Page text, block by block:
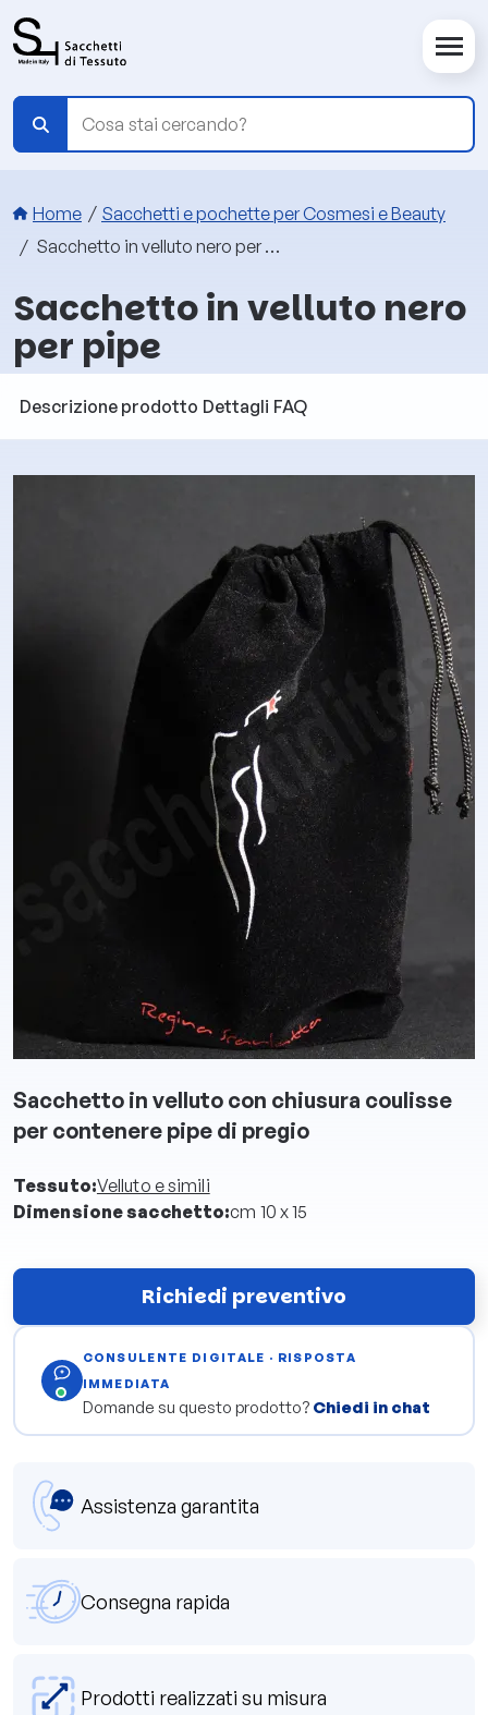
Briciole di pane
Home
Sacchetti e pochette per Cosmesi e Beauty
Sacchetto in velluto nero per pipe
Sacchetto in velluto nero
per pipe
Descrizione prodotto Dettagli FAQ
Sacchetto in velluto con chiusura coulisse
per contenere pipe di pregio
Tessuto:Velluto e simili
Dimensione sacchetto:cm 10 x 15
Richiedi preventivo
CONSULENTE DIGITALE · RISPOSTA
IMMEDIATA
Domande su questo prodotto? Chiedi in chat
Assistenza garantita
Consegna rapida
Prodotti realizzati su misura